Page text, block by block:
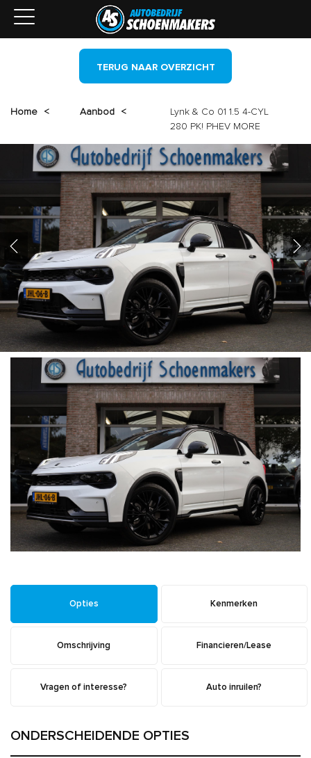
TERUG NAAR OVERZICHT
Home < Aanbod <
Lynk & Co 01 1.5 4-CYL
280 PK! PHEV MORE
Opties Kenmerken
Omschrijving Financieren/Lease
Vragen of interesse? Auto inruilen?
ONDERSCHEIDENDE OPTIES